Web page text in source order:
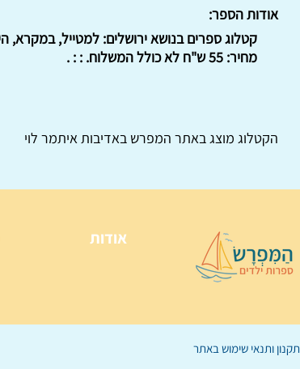
אודות הספר:
קטלוג ספרים בנושא ירושלים: למטייל, במקרא,
מחיר: 55 ש"ח לא כולל המשלוח. : : .
הקטלוג מוצג באתר המפרש באדיבות איתמר לוי
אודות
תקנון ותנאי שימוש באתר